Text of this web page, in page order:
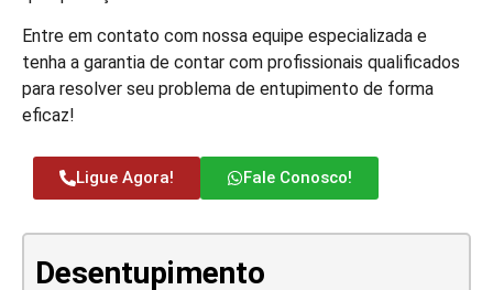
Entre em contato com nossa equipe especializada e
tenha a garantia de contar com profissionais qualificados
para resolver seu problema de entupimento de forma
eficaz!
Ligue Agora! Fale Conosco!
Desentupimento